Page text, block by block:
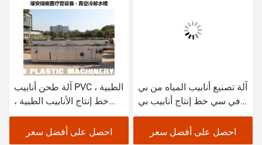
آلة طحن أنابيب PVC الطبية ،
خط إنتاج الأنابيب الطبية ،
قطر 4-12mm
احصل على أفضل سعر
آلة تصنيع أنابيب المياه من بي
في سي خط إنتاج أنابيب بي
في سي تصميم جديد
احصل على أفضل سعر